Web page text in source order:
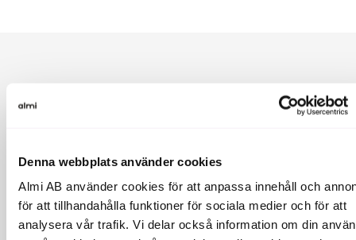
Denna webbplats använder cookies
Almi AB använder cookies för att anpassa innehåll och
för att tillhandahålla funktioner för sociala medier och för att
analysera vår trafik. Vi delar också information om din
riskkapitalbolag och ett nationellt riskkapitalbolag inom
GreenTech. Almi Invest förvaltar cirka 3,5 miljarder kronor
och har sedan start investerat i ca 1 000 startups. Våra
bästa innehav har förvärvats av bl a Google, Microsoft,
Qlik och Apple eller noterats på olika börser. Almi Invest är
ett riskkapitalbolag inom Almi-koncernen och